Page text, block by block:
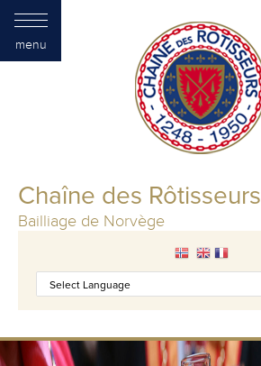
Chaîne des Rôtisseurs
Bailliage de Norvège
menu